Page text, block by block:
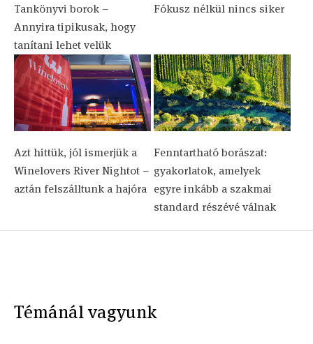
Tankönyvi borok –
Annyira tipikusak, hogy
tanítani lehet velük
Fókusz nélkül nincs siker
Azt hittük, jól ismerjük a
Winelovers River Nightot –
aztán felszálltunk a hajóra
Fenntartható borászat:
gyakorlatok, amelyek
egyre inkább a szakmai
standard részévé válnak
Témánál vagyunk